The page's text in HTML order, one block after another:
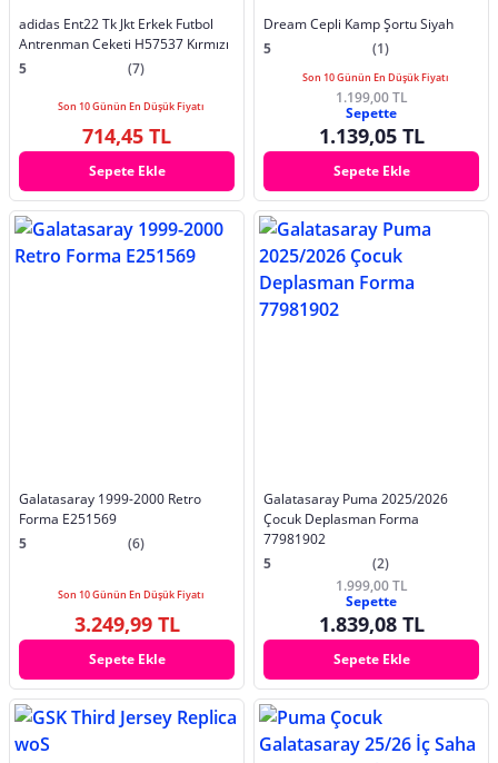
adidas Ent22 Tk Jkt Erkek Futbol
Antrenman Ceketi H57537 Kırmızı
5
(7)
Son 10 Günün En Düşük Fiyatı
714,45 TL
Sepete Ekle
Dream Cepli Kamp Şortu Siyah
5
(1)
Son 10 Günün En Düşük Fiyatı
1.199,00 TL
Sepette
1.139,05 TL
Sepete Ekle
Galatasaray 1999-2000 Retro
Forma E251569
5
(6)
Son 10 Günün En Düşük Fiyatı
3.249,99 TL
Sepete Ekle
Galatasaray Puma 2025/2026
Çocuk Deplasman Forma
77981902
5
(2)
1.999,00 TL
Sepette
1.839,08 TL
Sepete Ekle